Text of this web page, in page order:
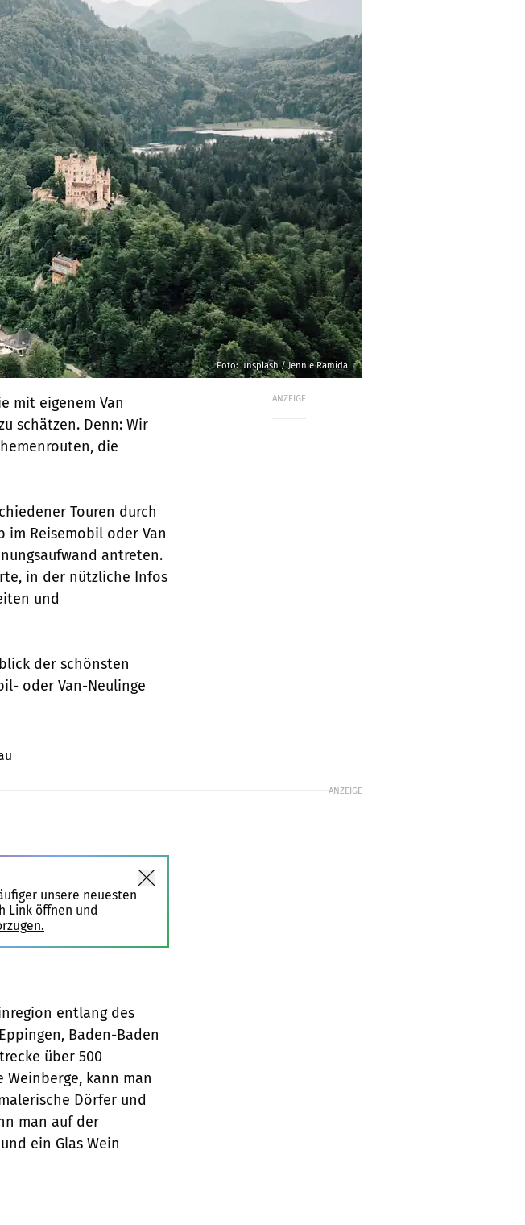
Foto: unsplash / Jennie Ramida
ANZEIGE
mit eigenem Van
schätzen. Denn: Wir
die
Touren durch
im Reisemobil oder Van
antreten.
in der nützliche Infos
und
der schönsten
oder Van-Neulinge
ANZEIGE
unsere neuesten
Link öffnen und
entlang des
Baden-Baden
über 500
kann man
Dörfer und
man auf der
ein Glas Wein